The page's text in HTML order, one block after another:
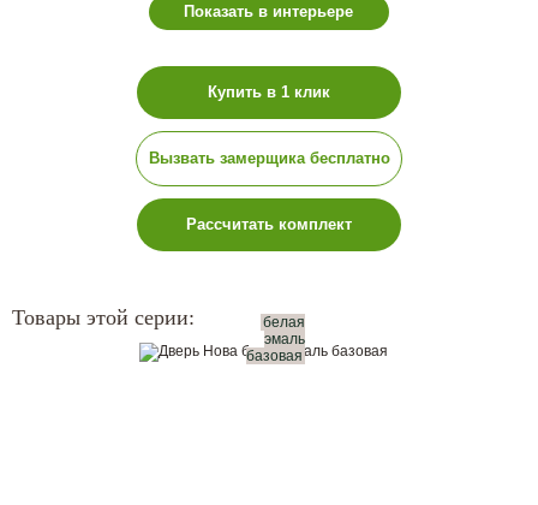
Показать в интерьере
Купить в 1 клик
Вызвать замерщика бесплатно
Рассчитать комплект
Товары этой серии:
белая
эмаль
базовая